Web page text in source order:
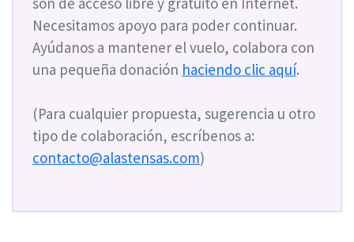
Necesitamos apoyo para poder continuar.
Ayúdanos a mantener el vuelo, colabora con
una pequeña donación haciendo clic aquí.
(Para cualquier propuesta, sugerencia u otro
tipo de colaboración, escríbenos a:
contacto@alastensas.com)